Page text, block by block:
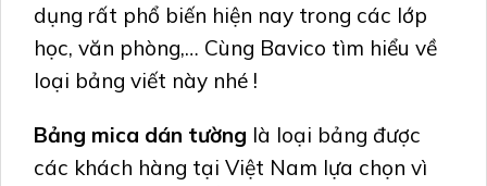
dụng rất phổ biến hiện nay trong các lớp
học, văn phòng,… Cùng Bavico tìm hiểu về
loại bảng viết này nhé !
Bảng mica dán tường là loại bảng được
các khách hàng tại Việt Nam lựa chọn vì